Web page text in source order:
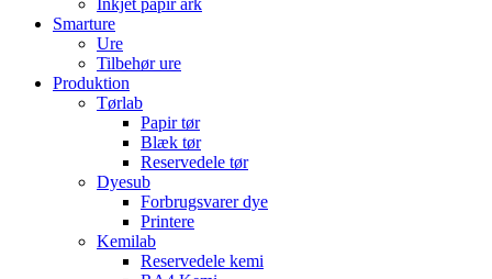
Smarture
Ure
Tilbehør ure
Produktion
Tørlab
Papir tør
Blæk tør
Reservedele tør
Dyesub
Forbrugsvarer dye
Printere
Kemilab
Reservedele kemi